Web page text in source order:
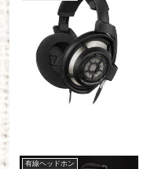
有線ヘッドホン